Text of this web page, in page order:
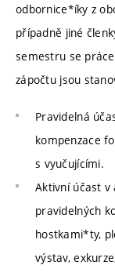
odbornice*íky z
případně jiné
semestru se
zápočtu jsou
Pravidelná
kompenzace
s vyučujícími.
Aktivní účast
pravidelných
hostkami*ty,
výstav,